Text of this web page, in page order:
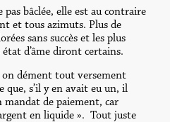
pas bâclée, elle est au contraire
et tous azimuts. Plus de
sans succès et les plus
état d’âme diront certains.
dément tout versement
que, s’il y en avait eu un, il
mandat de paiement, car
en liquide ». Tout juste